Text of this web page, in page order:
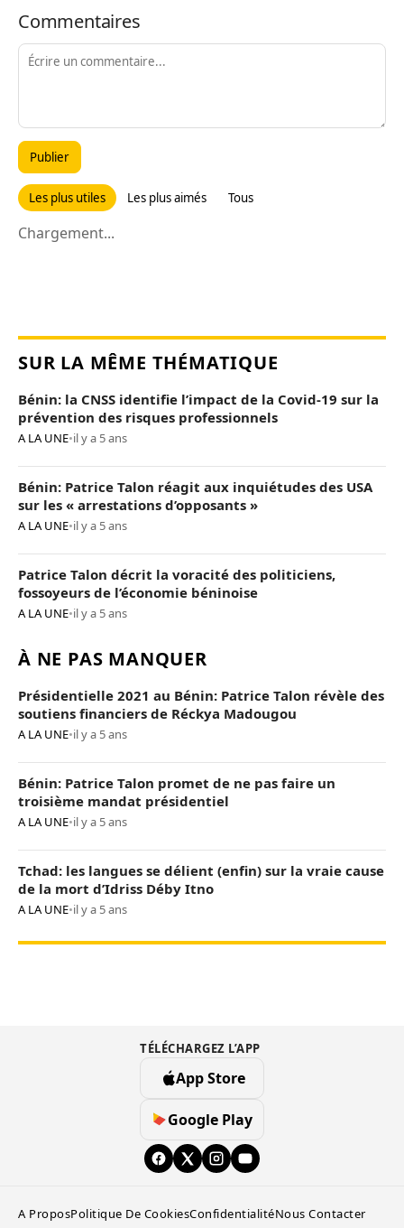
Commentaires
Publier
Les plus utiles Les plus aimés Tous
Chargement...
SUR LA MÊME THÉMATIQUE
Bénin: la CNSS identifie l’impact de la Covid-19 sur la
prévention des risques professionnels
A LA UNE•il y a 5 ans
Bénin: Patrice Talon réagit aux inquiétudes des USA
sur les « arrestations d’opposants »
A LA UNE•il y a 5 ans
Patrice Talon décrit la voracité des politiciens,
fossoyeurs de l’économie béninoise
A LA UNE•il y a 5 ans
À NE PAS MANQUER
Présidentielle 2021 au Bénin: Patrice Talon révèle des
soutiens financiers de Réckya Madougou
A LA UNE•il y a 5 ans
Bénin: Patrice Talon promet de ne pas faire un
troisième mandat présidentiel
A LA UNE•il y a 5 ans
Tchad: les langues se délient (enfin) sur la vraie cause
de la mort d’Idriss Déby Itno
A LA UNE•il y a 5 ans
TÉLÉCHARGEZ L’APP
App Store
Google Play
A ProposPolitique De CookiesConfidentialitéNous Contacter